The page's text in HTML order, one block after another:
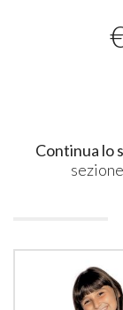
Continua lo
sezione